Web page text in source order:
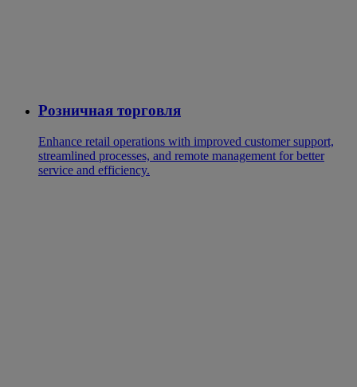
Розничная торговля
Enhance retail operations with improved customer support,
streamlined processes, and remote management for better
service and efficiency.